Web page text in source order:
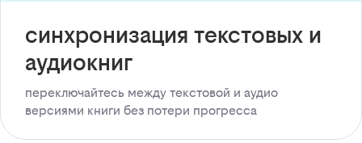
синхронизация текстовых и
аудиокниг
переключайтесь между текстовой и аудио
версиями книги без потери прогресса